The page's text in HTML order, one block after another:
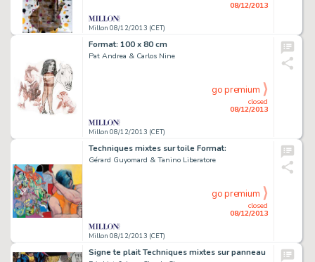
Millon 08/12/2013 (CET)
08/12/2013
Format: 100 x 80 cm
Pat Andrea & Carlos Nine
Millon 08/12/2013 (CET)
closed
08/12/2013
go premium
Techniques mixtes sur toile Format:
Gérard Guyomard & Tanino Liberatore
Millon 08/12/2013 (CET)
closed
08/12/2013
go premium
Signe te plait Techniques mixtes sur panneau